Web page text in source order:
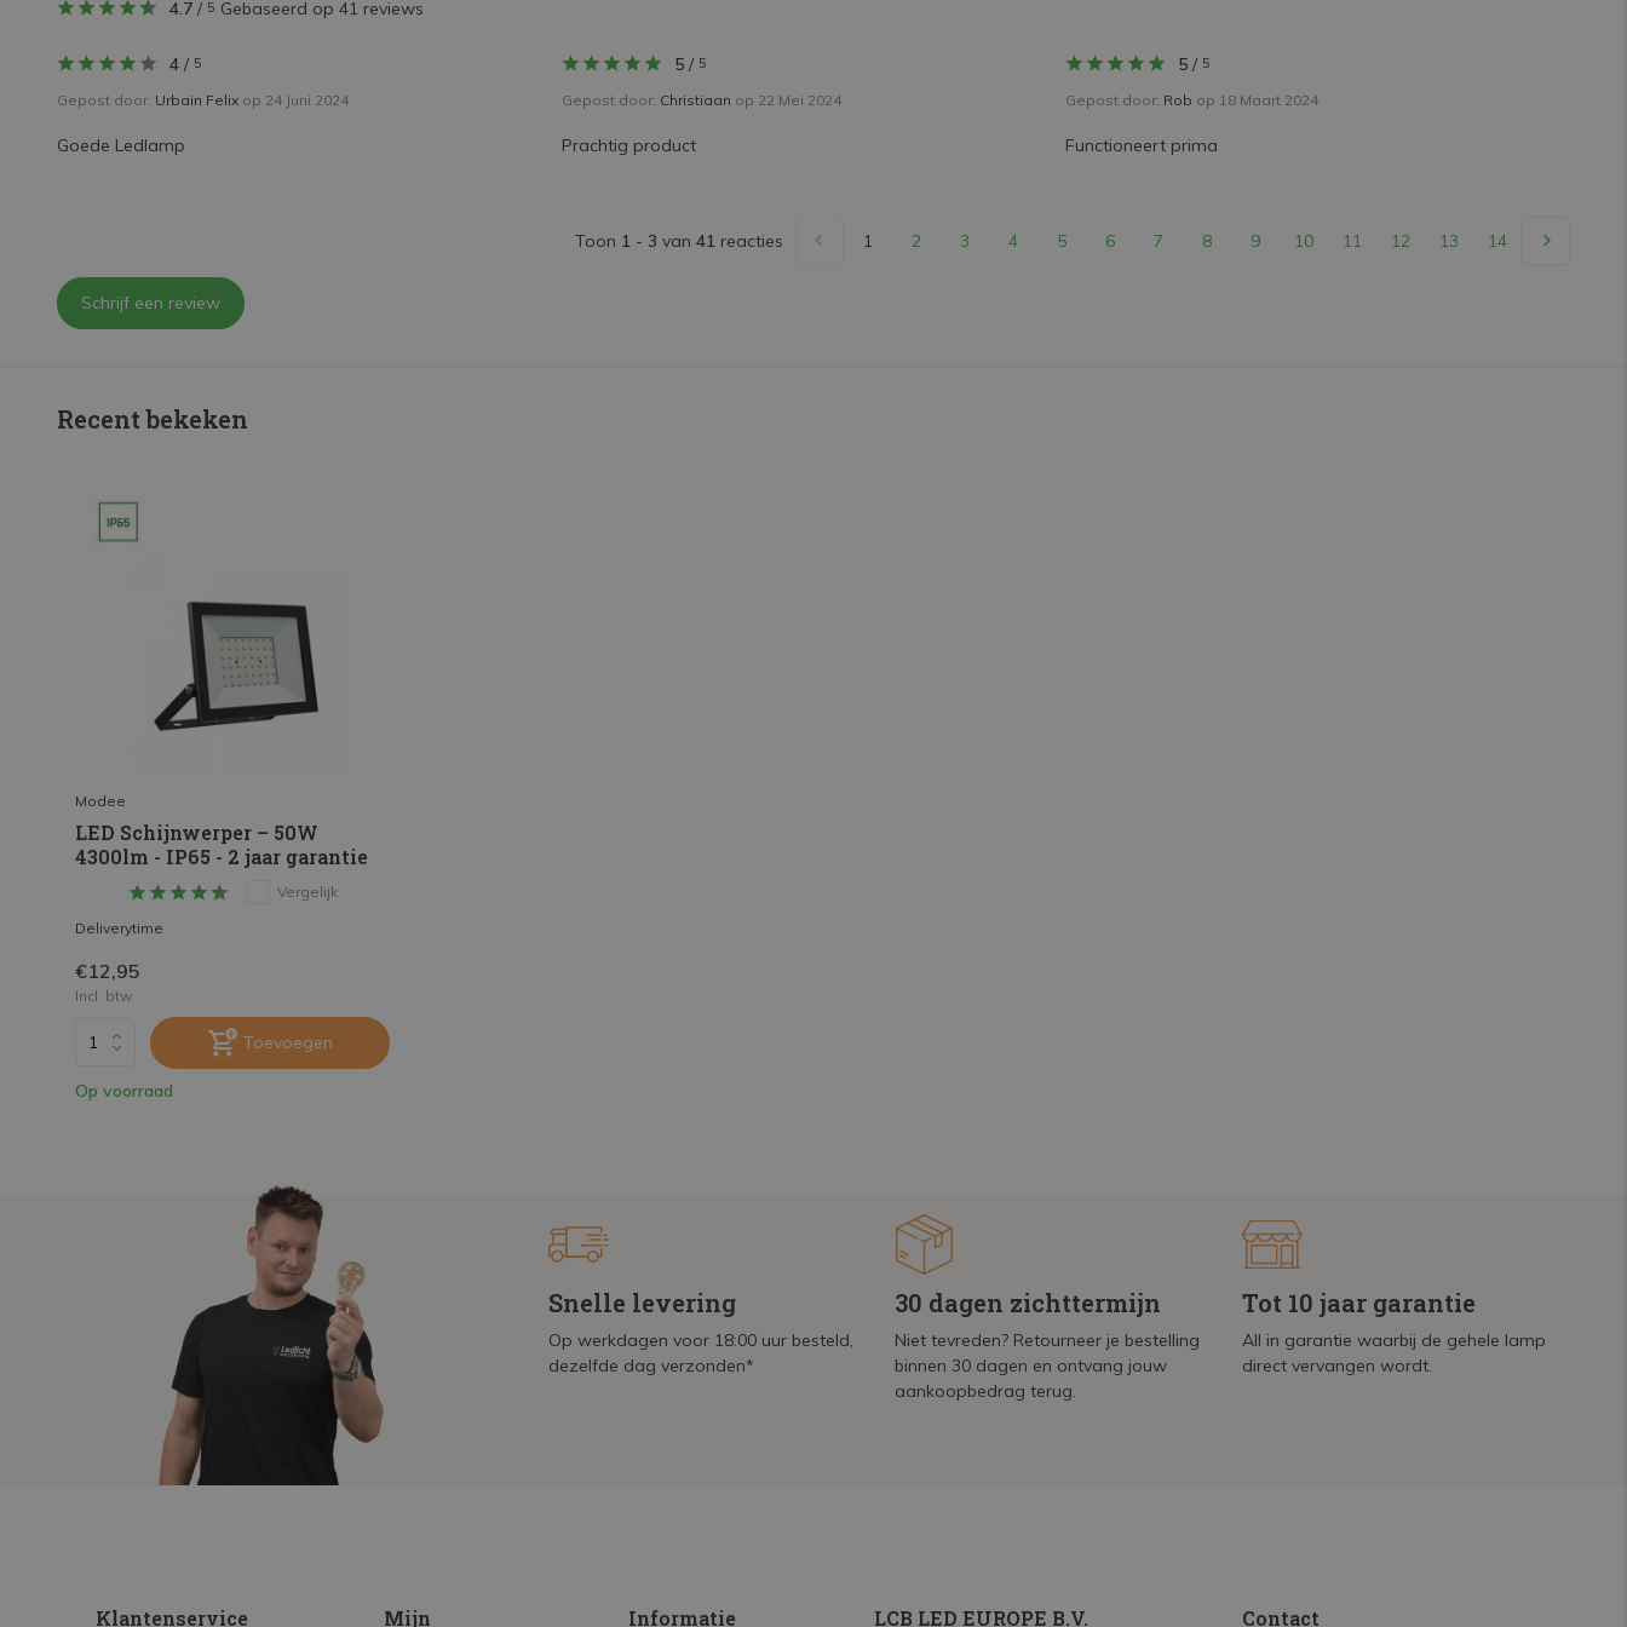
4.7 / 5 Gebaseerd op 41 reviews
4 / 5
Gepost door: Urbain Felix op 24 Juni 2024
Goede Ledlamp
5/ 5
Gepost door: Christiaan op 22 Mei 2024
Prachtig product
5 / 5
Gepost door: Rob op 18 Maart 2024
Functioneert prima
Toon 1 - 3 van 41 reacties 1 2 3 4 5 6 7 8 9 10 11 12 13 14
Schrijf een review
Recent bekeken
Modee
LED Schijnwerper – 50W
4300lm - IP65 - 2 jaar garantie
Vergelijk
Deliverytime
€12,95
Incl. btw
Toevoegen
Op voorraad
Snelle levering
Op werkdagen voor 18:00 uur besteld,
dezelfde dag verzonden*
30 dagen zichttermijn
Niet tevreden? Retourneer je bestelling
binnen 30 dagen en ontvang jouw
aankoopbedrag terug.
Tot 10 jaar garantie
All in garantie waarbij de gehele lamp
direct vervangen wordt.
Klantenservice Mijn Informatie LCB LED EUROPE B.V. Contact